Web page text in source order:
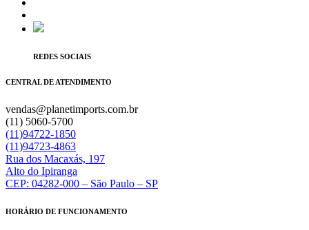
REDES SOCIAIS
CENTRAL DE ATENDIMENTO
vendas@planetimports.com.br
(11) 5060-5700
(11)94722-1850
(11)94723-4863
Rua dos Macaxás, 197
Alto do Ipiranga
CEP: 04282-000 – São Paulo – SP
HORÁRIO DE FUNCIONAMENTO